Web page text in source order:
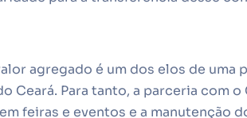
agregado é um dos elos de uma
Ceará. Para tanto, a parceria com
feiras e eventos e a manutenção